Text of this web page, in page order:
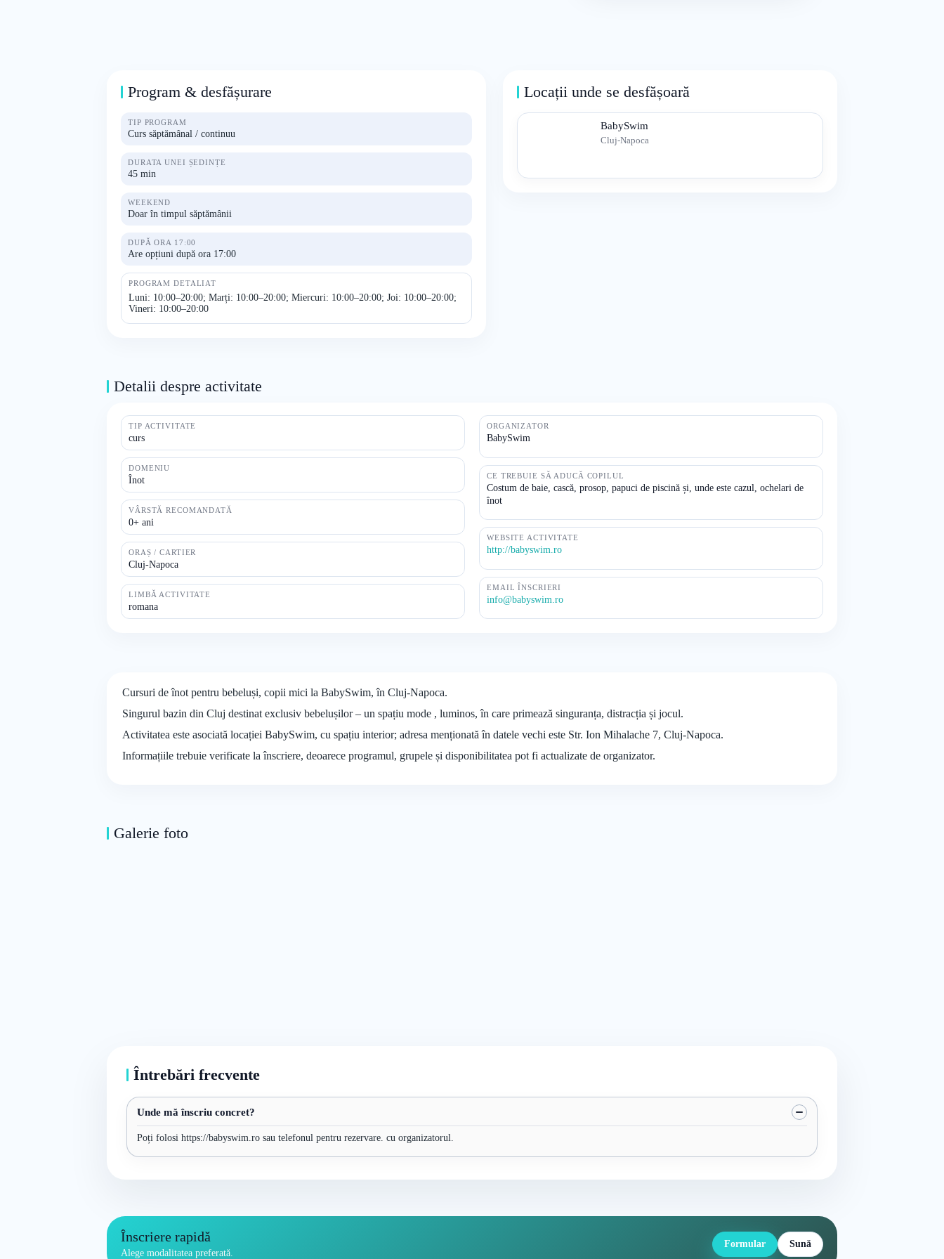
Program & desfășurare
TIP PROGRAM
Curs săptămânal / continuu
DURATA UNEI ȘEDINȚE
45 min
WEEKEND
Doar în timpul săptămânii
DUPĂ ORA 17:00
Are opțiuni după ora 17:00
PROGRAM DETALIAT
Luni: 10:00–20:00; Marți: 10:00–20:00; Miercuri: 10:00–20:00; Joi: 10:00–20:00;
Vineri: 10:00–20:00
Locații unde se desfășoară
BabySwim
Cluj-Napoca
Detalii despre activitate
TIP ACTIVITATE
curs
DOMENIU
Înot
VÂRSTĂ RECOMANDATĂ
0+ ani
ORAȘ / CARTIER
Cluj-Napoca
LIMBĂ ACTIVITATE
romana
ORGANIZATOR
BabySwim
CE TREBUIE SĂ ADUCĂ COPILUL
Costum de baie, cască, prosop, papuci de piscină și, unde este cazul, ochelari de
înot
WEBSITE ACTIVITATE
http://babyswim.ro
EMAIL ÎNSCRIERI
info@babyswim.ro
Cursuri de înot pentru bebeluși, copii mici la BabySwim, în Cluj-Napoca.
Singurul bazin din Cluj destinat exclusiv bebelușilor – un spațiu mode , luminos, în care primează singuranța, distracția și jocul.
Activitatea este asociată locației BabySwim, cu spațiu interior; adresa menționată în datele vechi este Str. Ion Mihalache 7, Cluj-Napoca.
Informațiile trebuie verificate la înscriere, deoarece programul, grupele și disponibilitatea pot fi actualizate de organizator.
Galerie foto
Întrebări frecvente
Unde mă înscriu concret?
Poți folosi https://babyswim.ro sau telefonul pentru rezervare. cu organizatorul.
Înscriere rapidă
Alege modalitatea preferată.
Formular Sună